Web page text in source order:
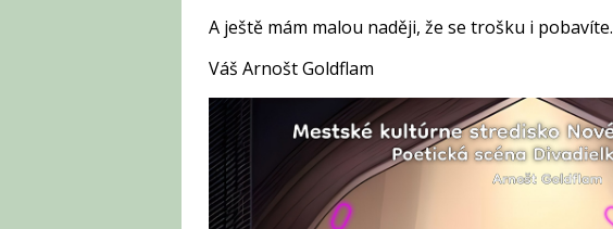
A ještě mám malou naději, že se trošku i pobavíte.
Váš Arnošt Goldflam